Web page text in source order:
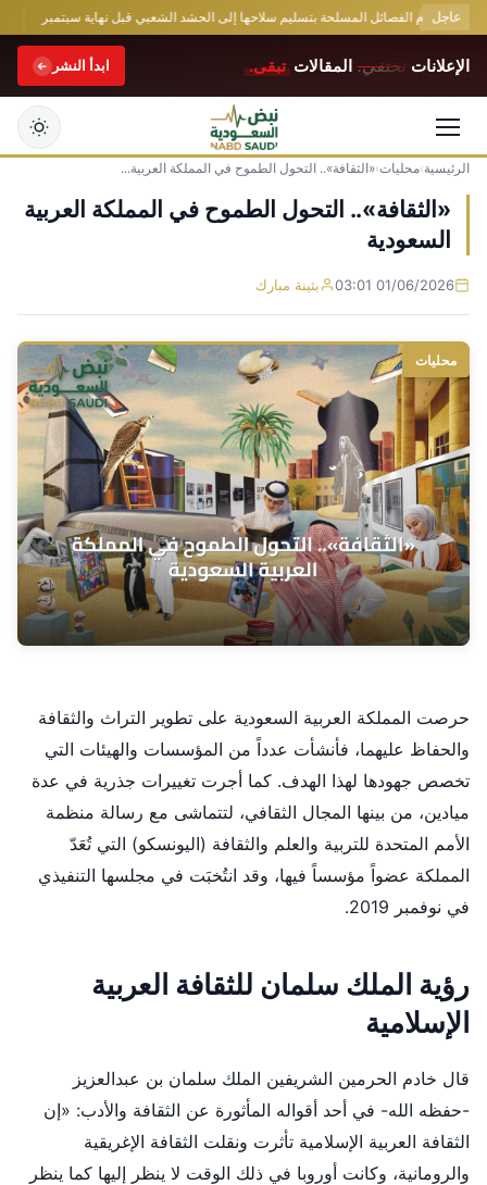
عاجل
يلزم الفصائل المسلحة بتسليم سلاحها إلى الحشد الشعبي قبل نهاية سبتمبر
الإعلانات تختفي. المقالات تبقى. ابدأ النشر
التجاوز
إلى
المحتوى
الرئيسية›محليات›«الثقافة».. التحول الطموح في المملكة العربية...
«الثقافة».. التحول الطموح في المملكة العربية
السعودية
01/06/2026 03:01 بثينة مبارك
محليات
حرصت المملكة العربية السعودية على تطوير التراث والثقافة
والحفاظ عليهما، فأنشأت عدداً من المؤسسات والهيئات التي
تخصص جهودها لهذا الهدف. كما أجرت تغييرات جذرية في عدة
ميادين، من بينها المجال الثقافي، لتتماشى مع رسالة منظمة
الأمم المتحدة للتربية والعلم والثقافة (اليونسكو) التي تُعَدّ
المملكة عضواً مؤسساً فيها، وقد انتُخبَت في مجلسها التنفيذي
في نوفمبر 2019.
رؤية الملك سلمان للثقافة العربية
الإسلامية
قال خادم الحرمين الشريفين الملك سلمان بن عبدالعزيز
-حفظه الله- في أحد أقواله المأثورة عن الثقافة والأدب: «إن
الثقافة العربية الإسلامية تأثرت ونقلت الثقافة الإغريقية
والرومانية، وكانت أوروبا في ذلك الوقت لا ينظر إليها كما ينظر